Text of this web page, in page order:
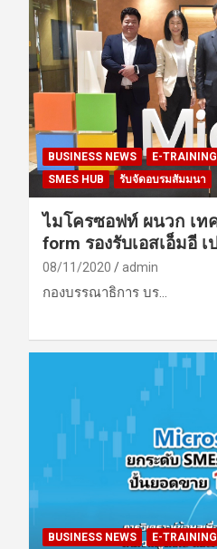
BUSINESS NEWS E-
SMES HUB
รับจัดอบรมสัมมนา
ไมโครซอฟท์ ผนวก เท
form รองรับเอสเอ็มอี
08/11/2020 admin
กองบรรณาธิการ บร…
BUSINESS NEWS E-